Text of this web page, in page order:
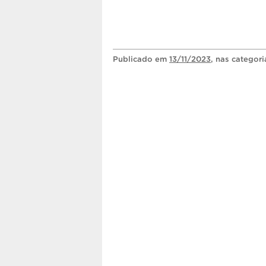
Publicado em 13/11/2023, nas